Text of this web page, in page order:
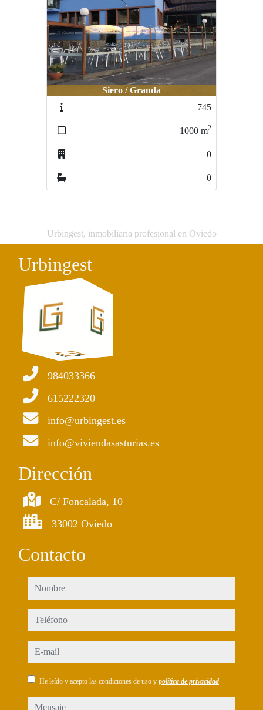
Siero / Granda
745
1000 m2
0
0
Urbingest, inmobiliaria profesional en Oviedo
Urbingest
984033366
615222320
info@urbingest.es
info@viviendasasturias.es
Dirección
C/ Foncalada, 10
33002 Oviedo
Contacto
nombre
teléfono
e-mail
He leído y acepto las condiciones de uso y política de privacidad
mensaje